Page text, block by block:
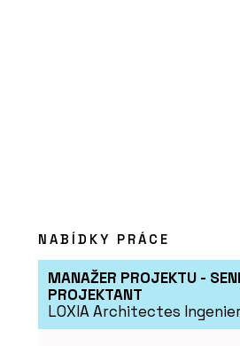
NABÍDKY PRÁCE
MANAŽER PROJEKTU -
PROJEKTANT
LOXIA Architectes